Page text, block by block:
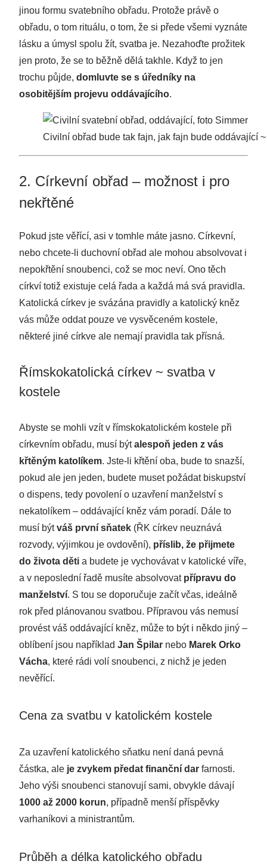
jinou formu svatebního obřadu. Protože právě o
obřadu, o tom rituálu, o tom, že si přede všemi vyznáte
lásku a úmysl spolu žít, svatba je. Nezahoďte prožitek
jen proto, že se to běžně dělá takhle. Když to jen
trochu půjde, domluvte se s úředníky na
osobitějším projevu oddávajícího.
Civilní obřad bude tak fajn, jak fajn bude oddávající
2. Církevní obřad – možnost i pro
nekřtěné
Pokud jste věřící, asi v tomhle máte jasno. Církevní,
nebo chcete-li duchovní obřad ale mohou absolvovat i
nepokřtění snoubenci, což se moc neví. Ono těch
církví totiž existuje celá řada a každá má svá pravidla.
Katolická církev je svázána pravidly a katolický kněz
vás může oddat pouze ve vysvěceném kostele,
některé jiné církve ale nemají pravidla tak přísná.
Římskokatolická církev ~ svatba v
kostele
Abyste se mohli vzít v římskokatolickém kostele při
církevním obřadu, musí býtalespoň jeden z vás
křtěným katolíkem. Jste-li křtění oba, bude to snazší,
pokud ale jen jeden, budete muset požádat biskupství
o dispens, tedy povolení o uzavření manželství s
nekatolíkem – oddávající kněz vám poradí. Dále to
musí býtváš první sňatek (ŘK církev neuznává
rozvody, výjimkou je ovdovění), příslib, že přijmete
do života děti a budete je vychovávat v katolické víře,
a v neposlední řadě musíte absolvovat přípravu do
manželství. S tou se doporučuje začít včas, ideálně
rok před plánovanou svatbou. Přípravou vás nemusí
provést váš oddávající kněz, může to být i někdo jiný –
oblíbení jsou například Jan Špilar nebo Marek Orko
Vácha, které rádi volí snoubenci, z nichž je jeden
nevěřící.
Cena za svatbu v katolickém kostele
Za uzavření katolického sňatku není daná pevná
částka, ale je zvykem předat finanční dar farnosti.
Jeho výši snoubenci stanovují sami, obvykle dávají
1000 až 2000 korun, případně menší příspěvky
varhaníkovi a ministrantům.
Průběh a délka katolického obřadu